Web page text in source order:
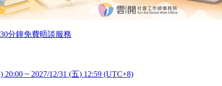
分鐘免費晤談服務
20:00 ~ 2027/12/31 (五) 12:59 (UTC+8)